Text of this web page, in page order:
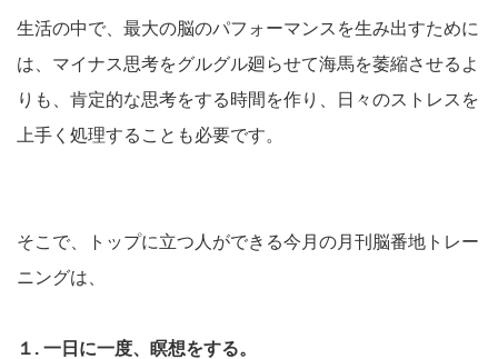
生活の中で、最大の脳のパフォーマンスを生み出すために
は、マイナス思考をグルグル廻らせて海馬を萎縮させるよ
りも、肯定的な思考をする時間を作り、日々のストレスを
上手く処理することも必要です。
そこで、トップに立つ人ができる今月の月刊脳番地トレー
ニングは、
１. 一日に一度、瞑想をする。